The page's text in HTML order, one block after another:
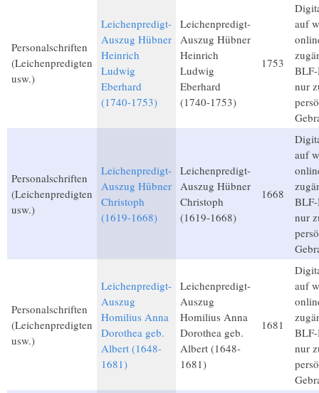
Personalschriften
(Leichenpredigten
usw.)
Leichenpredigt-
Auszug Hübner
Heinrich
Ludwig
Eberhard
(1740-1753)
Leichenpredigt-
Auszug Hübner
Heinrich
Ludwig
Eberhard
(1740-1753)
1753
auf
nur
Personalschriften
(Leichenpredigten
usw.)
Leichenpredigt-
Auszug Hübner
Christoph
(1619-1668)
Leichenpredigt-
Auszug Hübner
Christoph
(1619-1668)
1668
auf
nur
Personalschriften
(Leichenpredigten
usw.)
Leichenpredigt-
Auszug
Homilius Anna
Dorothea geb.
Albert (1648-
1681)
Leichenpredigt-
Auszug
Homilius Anna
Dorothea geb.
Albert (1648-
1681)
1681
auf
nur